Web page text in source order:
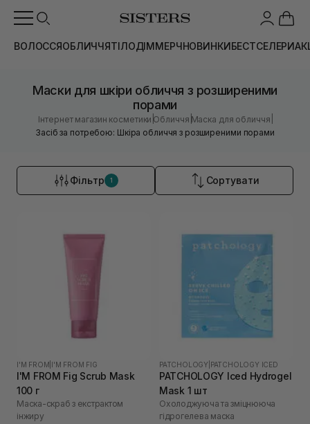
ВОЛОССЯОБЛИЧЧЯТІЛОДІММЕРЧНОВИНКИБЕСТСЕЛЕРИ
Маски для шкіри обличчя з розширеними
порами
Інтернет магазин косметики |Обличчя |Маска для обличчя
Засіб за потребою: Шкіра обличчя з розширеними порами
Фільтр 1 Сортувати
I'M FROM I'M FROM FIG
I'M FROM Fig Scrub Mask
100 г
Маска-скраб з екстрактом
інжиру
PATCHOLOGY PATCHOLOGY ICED
PATCHOLOGY Iced Hydrogel
Mask 1 шт
Охолоджуюча та зміцнююча
гідрогелева маска